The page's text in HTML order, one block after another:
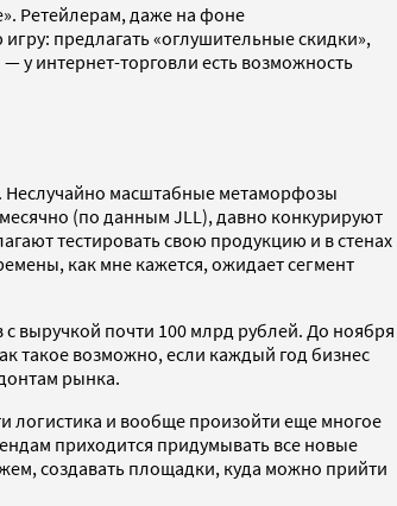
Ретейлерам, даже на фоне
предлагать «оглушительные скидки»,
у интернет-торговли есть возможность
Неслучайно масштабные метаморфозы
(по данным JLL), давно конкурируют
тестировать свою продукцию и в стенах
как мне кажется, ожидает сегмент
с выручкой почти 100 млрд рублей. До ноября
такое возможно, если каждый год бизнес
рынка.
логистика и вообще произойти еще многое
приходится придумывать все новые
создавать площадки, куда можно прийти